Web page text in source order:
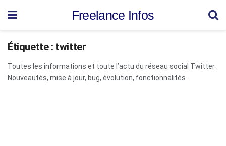
Freelance Infos
Étiquette : twitter
Toutes les informations et toute l’actu du réseau social Twitter :
Nouveautés, mise à jour, bug, évolution, fonctionnalités.